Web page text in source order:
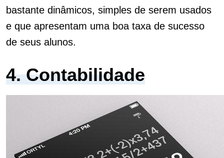
bastante dinâmicos, simples de serem usados
e que apresentam uma boa taxa de sucesso
de seus alunos.
4. Contabilidade